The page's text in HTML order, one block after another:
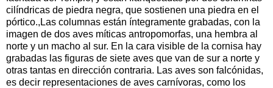
cilíndricas de piedra negra, que sostienen una piedra en el
pórtico.,Las columnas están íntegramente grabadas, con la
imagen de dos aves míticas antropomorfas, una hembra al
norte y un macho al sur. En la cara visible de la cornisa hay
grabadas las figuras de siete aves que van de sur a norte y
otras tantas en dirección contraria. Las aves son falcónidas,
es decir representaciones de aves carnívoras, como los